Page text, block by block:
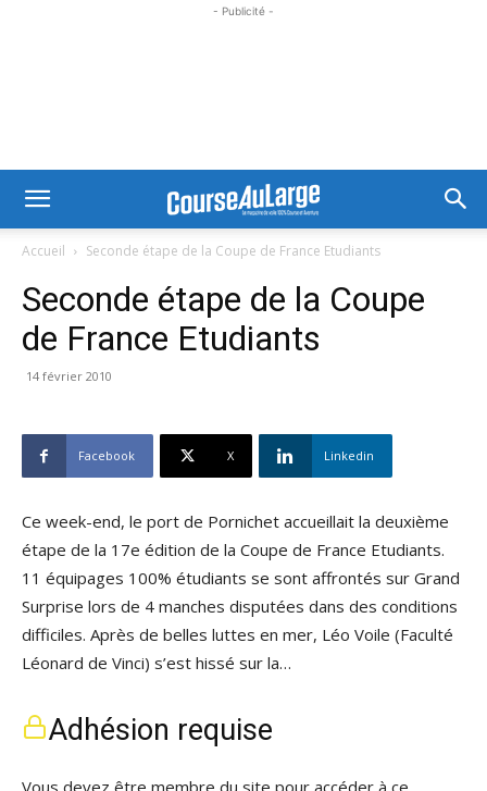
- Publicité -
Accueil Seconde étape de la Coupe de France Etudiants
Seconde étape de la Coupe
de France Etudiants
14 février 2010
Facebook X Linkedin
Ce week-end, le port de Pornichet accueillait la deuxième
étape de la 17e édition de la Coupe de France Etudiants.
11 équipages 100% étudiants se sont affrontés sur Grand
Surprise lors de 4 manches disputées dans des conditions
difficiles. Après de belles luttes en mer, Léo Voile (Faculté
Léonard de Vinci) s’est hissé sur la…
Adhésion requise
Vous devez être membre du site pour accéder à ce